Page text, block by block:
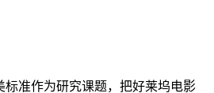
准作为研究课题，把好莱坞电影